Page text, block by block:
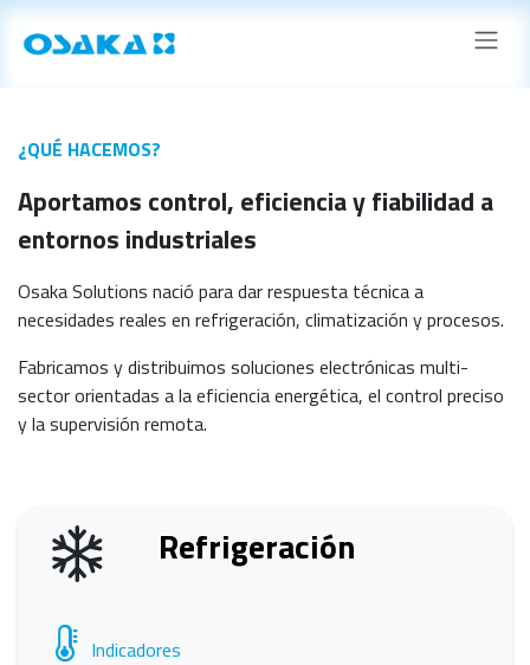
Ir al contenido
¿QUÉ HACEMOS?
Aportamos control, eficiencia y fiabilidad a
entornos industriales
Osaka Solutions nació para dar respuesta técnica a
necesidades reales en refrigeración, climatización y procesos.
Fabricamos y distribuimos soluciones electrónicas multi-
sector orientadas a la eficiencia energética, el control preciso
y la supervisión remota.
Refrigeración
Indicadores